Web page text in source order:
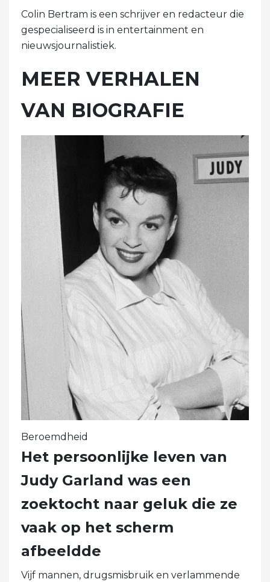
Colin Bertram is een schrijver en redacteur die
gespecialiseerd is in entertainment en
nieuwsjournalistiek.
MEER VERHALEN
VAN BIOGRAFIE
Beroemdheid
Het persoonlijke leven van
Judy Garland was een
zoektocht naar geluk die ze
vaak op het scherm
afbeeldde
Vijf mannen, drugsmisbruik en verlammende